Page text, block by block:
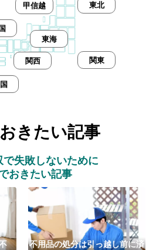
東北
甲信越
東海
関東
関西
きたい記事
で失敗しないために
おきたい記事
不用品の処分は引っ越し前に済